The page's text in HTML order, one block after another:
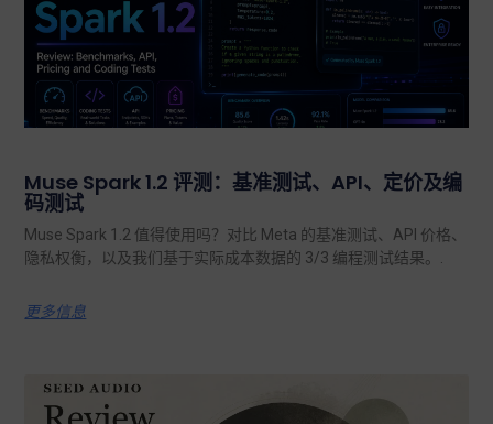
Muse Spark 1.2 评测：基准测试、API、定价及编
码测试
Muse Spark 1.2 值得使用吗？对比 Meta 的基准测试、API 价格、
隐私权衡，以及我们基于实际成本数据的 3/3 编程测试结果。.
更多信息